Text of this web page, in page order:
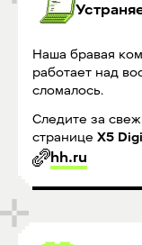
Наша бравая
работает над
сломалось.
Следите за
странице X5
hh.ru